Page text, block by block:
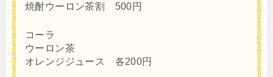
焼酎ウーロン茶割 500円
コーラ
ウーロン茶
オレンジジュース 各200円